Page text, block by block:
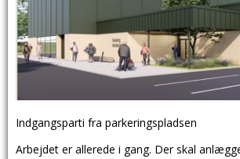
Indgangsparti fra parkeringspladsen
Arbejdet er allerede i gang. Der skal